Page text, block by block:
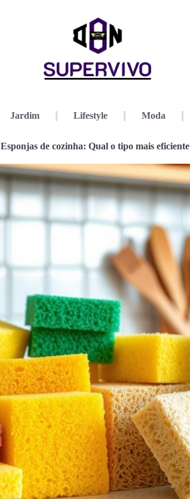
Jardim Lifestyle Moda
Esponjas de cozinha: Qual o tipo mais